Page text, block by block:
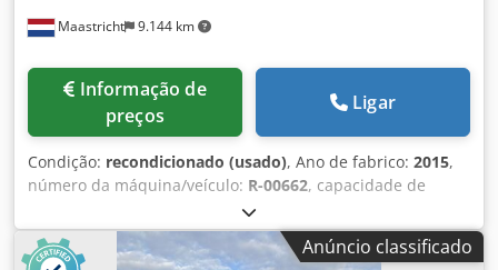
Maastricht 9.144 km
preços
Ligar
Condição: recondicionado (usado), Ano de fabrico: 2015,
número da máquina/veículo: R-00662, capacidade de
, alcance do braço:
controladores:IRC5, fabricante de terminais de
programação:DSQC679, Robô ABB IRB 2600-20/1.65
Anúncio classificado